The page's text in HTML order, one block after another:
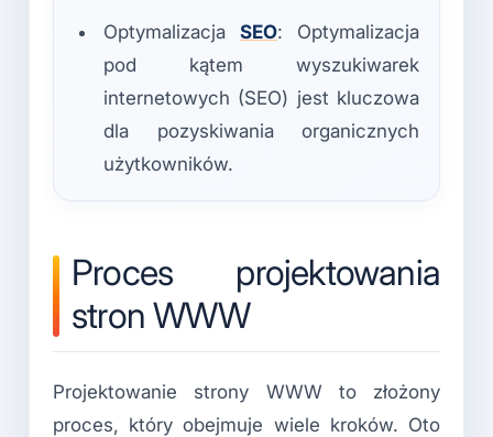
Optymalizacja SEO: Optymalizacja
pod kątem wyszukiwarek
internetowych (SEO) jest kluczowa
dla pozyskiwania organicznych
użytkowników.
Proces projektowania
stron WWW
Projektowanie strony WWW to złożony
proces, który obejmuje wiele kroków. Oto